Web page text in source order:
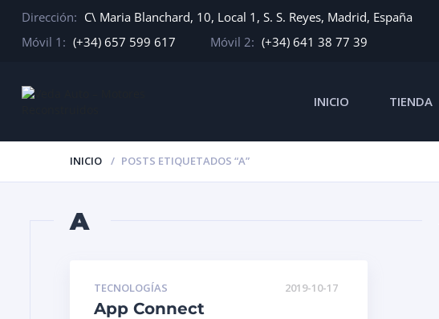
Dirección: C\ Maria Blanchard, 10, Local 1, S. S. Reyes, Madrid, España
Móvil 1: (+34) 657 599 617 Móvil 2: (+34) 641 38 77 39
INICIO TIENDA
INICIO POSTS ETIQUETADOS “A”
A
TECNOLOGÍAS 2019-10-17
App Connect